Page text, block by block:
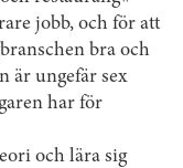
jobb, och för att
bra och
är ungefär sex
har för
och lära sig